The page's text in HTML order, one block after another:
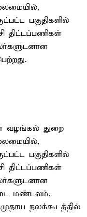
பகுதிகளில்
திட்டப்பணிகள்
வழங்கல் துறை
பகுதிகளில்
திட்டப்பணிகள்
மண்டலம்,
நலக்கூடத்தில்